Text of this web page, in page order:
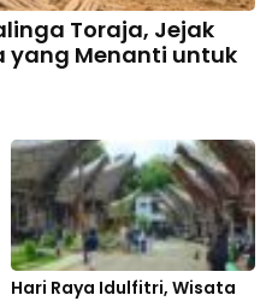
Toraja, Jejak
yang Menanti untuk
Hari Raya Idulfitri, Wisata